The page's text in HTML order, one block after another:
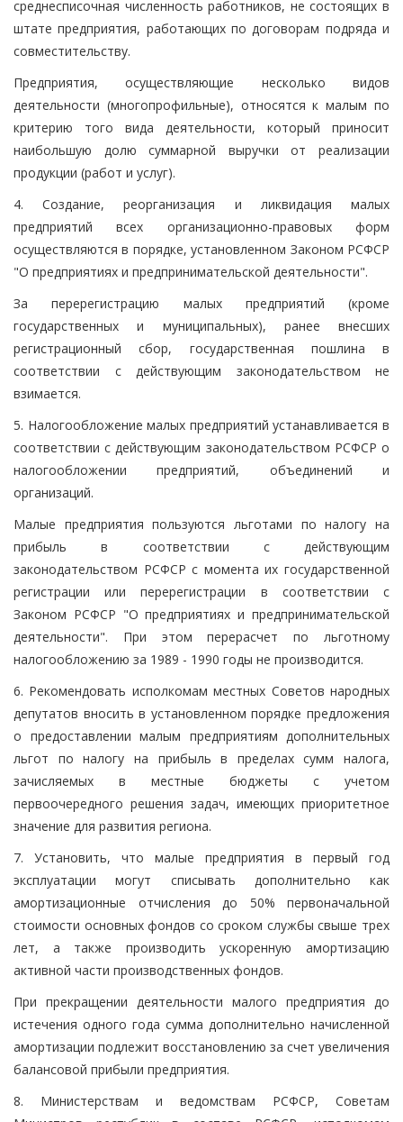
среднесписочная численность работников, не состоящих в
штате предприятия, работающих по договорам подряда и
совместительству.
Предприятия, осуществляющие несколько видов
деятельности (многопрофильные), относятся к малым по
критерию того вида деятельности, который приносит
наибольшую долю суммарной выручки от реализации
продукции (работ и услуг).
4. Создание, реорганизация и ликвидация малых
предприятий всех организационно-правовых форм
осуществляются в порядке, установленном Законом РСФСР
"О предприятиях и предпринимательской деятельности".
За перерегистрацию малых предприятий (кроме
государственных и муниципальных), ранее внесших
регистрационный сбор, государственная пошлина в
соответствии с действующим законодательством не
взимается.
5. Налогообложение малых предприятий устанавливается в
соответствии с действующим законодательством РСФСР о
налогообложении предприятий, объединений и
организаций.
Малые предприятия пользуются льготами по налогу на
прибыль в соответствии с действующим
законодательством РСФСР с момента их государственной
регистрации или перерегистрации в соответствии с
Законом РСФСР "О предприятиях и предпринимательской
деятельности". При этом перерасчет по льготному
налогообложению за 1989 - 1990 годы не производится.
6. Рекомендовать исполкомам местных Советов народных
депутатов вносить в установленном порядке предложения
о предоставлении малым предприятиям дополнительных
льгот по налогу на прибыль в пределах сумм налога,
зачисляемых в местные бюджеты с учетом
первоочередного решения задач, имеющих приоритетное
значение для развития региона.
7. Установить, что малые предприятия в первый год
эксплуатации могут списывать дополнительно как
амортизационные отчисления до 50% первоначальной
стоимости основных фондов со сроком службы свыше трех
лет, а также производить ускоренную амортизацию
активной части производственных фондов.
При прекращении деятельности малого предприятия до
истечения одного года сумма дополнительно начисленной
амортизации подлежит восстановлению за счет увеличения
балансовой прибыли предприятия.
8. Министерствам и ведомствам РСФСР, Советам